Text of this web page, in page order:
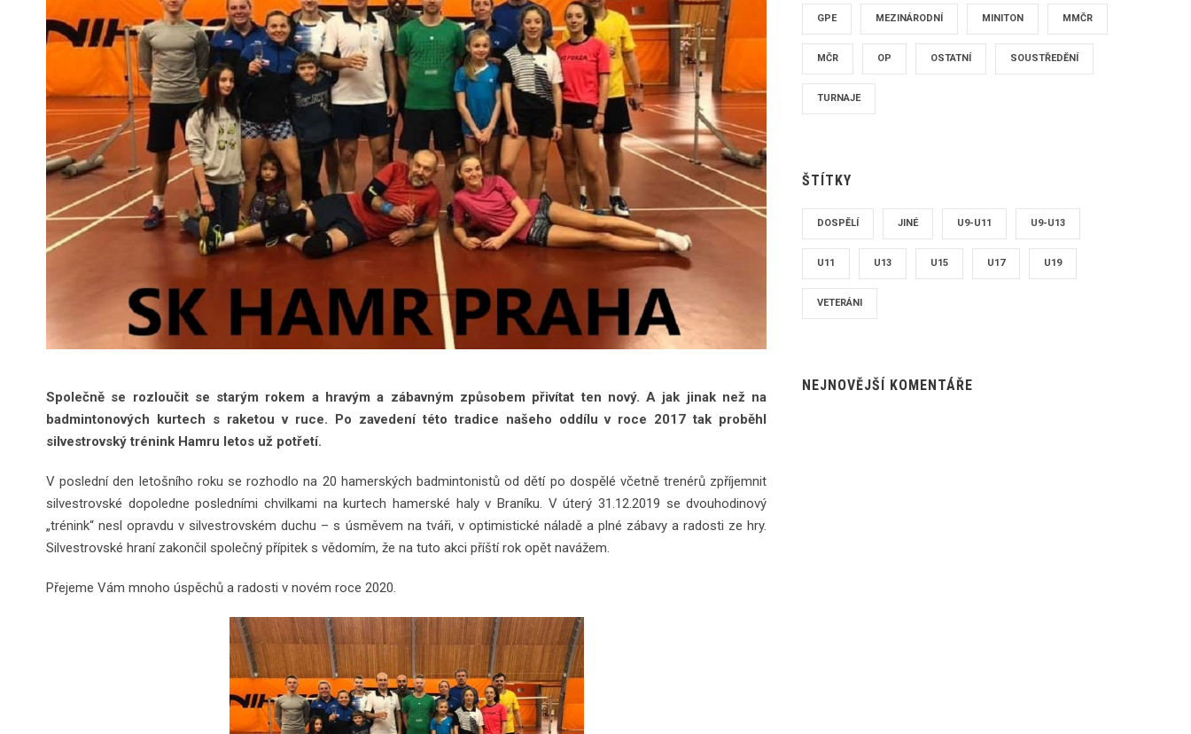
Společně se rozloučit se starým rokem a hravým a zábavným způsobem přivítat ten nový. A jak jinak než na
badmintonových kurtech s raketou v ruce. Po zavedení této tradice našeho oddílu v roce 2017 tak proběhl
silvestrovský trénink Hamru letos už potřetí.
V poslední den letošního roku se rozhodlo na 20 hamerských badmintonistů od dětí po dospělé včetně trenérů zpříjemnit
silvestrovské dopoledne posledními chvilkami na kurtech hamerské haly v Braníku. V úterý 31.12.2019 se dvouhodinový
„trénink“ nesl opravdu v silvestrovském duchu – s úsměvem na tváři, v optimistické náladě a plné zábavy a radosti ze hry.
Silvestrovské hraní zakončil společný přípitek s vědomím, že na tuto akci příští rok opět navážem.
Přejeme Vám mnoho úspěchů a radosti v novém roce 2020.
GPE MEZINÁRODNÍ MINITON MMČR
MČR OP OSTATNÍ SOUSTŘEDĚNÍ
TURNAJE
ŠTÍTKY
DOSPĚLÍ JINÉ U9-U11 U9-U13
U11 U13 U15 U17 U19
VETERÁNI
NEJNOVĚJŠÍ KOMENTÁŘE